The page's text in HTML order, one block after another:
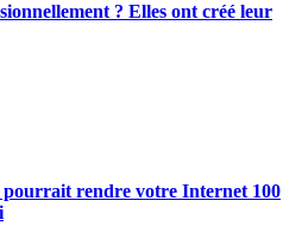
? Elles ont créé leur
pourrait rendre votre Internet 100